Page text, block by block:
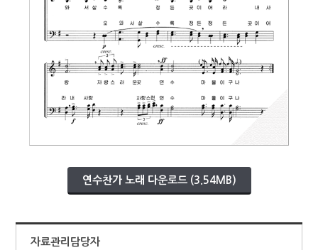
연수찬가 노래 다운로드 (3.54MB)
자료관리담당자